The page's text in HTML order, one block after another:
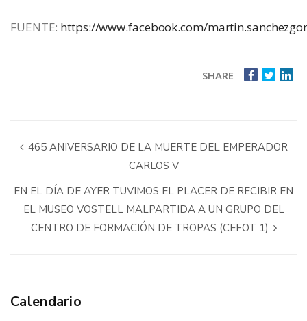
FUENTE: https://www.facebook.com/
SHARE
465 ANIVERSARIO DE LA MUERTE DEL EMPERADOR
CARLOS V
EN EL DÍA DE AYER TUVIMOS EL PLACER DE RECIBIR EN
EL MUSEO VOSTELL MALPARTIDA A UN GRUPO DEL
CENTRO DE FORMACIÓN DE TROPAS (CEFOT 1)
Calendario